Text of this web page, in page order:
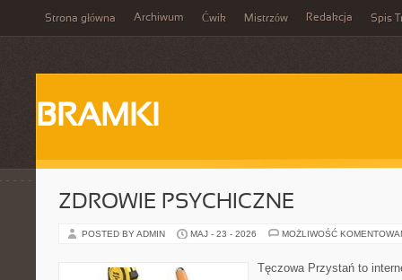
Strona główna Archiwum Ćwik Mistrzów Redakcja Spis
BRAMKI
ZDROWIE PSYCHICZNE
POSTED BY ADMIN MAJ - 23 - 2026 MOŻLIWOŚĆ
Tęczowa Przystań to